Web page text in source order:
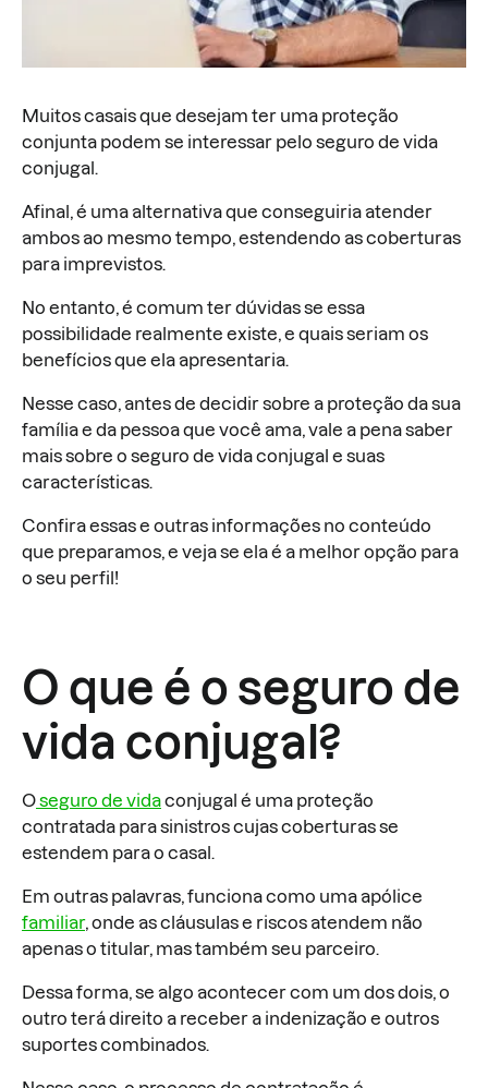
Muitos casais que desejam ter uma proteção
conjunta podem se interessar pelo seguro de vida
conjugal.
Afinal, é uma alternativa que conseguiria atender
ambos ao mesmo tempo, estendendo as coberturas
para imprevistos.
No entanto, é comum ter dúvidas se essa
possibilidade realmente existe, e quais seriam os
benefícios que ela apresentaria.
Nesse caso, antes de decidir sobre a proteção da sua
família e da pessoa que você ama, vale a pena saber
mais sobre o seguro de vida conjugal e suas
características.
Confira essas e outras informações no conteúdo
que preparamos, e veja se ela é a melhor opção para
o seu perfil!
O que é o seguro de
vida conjugal?
Oseguro de vidaconjugal é uma proteção
contratada para sinistros cujas coberturas se
estendem para o casal.
Em outras palavras, funciona como uma apólice
familiar, onde as cláusulas e riscos atendem não
apenas o titular, mas também seu parceiro.
Dessa forma, se algo acontecer com um dos dois, o
outro terá direito a receber a indenização e outros
suportes combinados.